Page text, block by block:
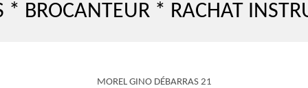
* RACHAT
MOREL GINO DÉBARRAS 21